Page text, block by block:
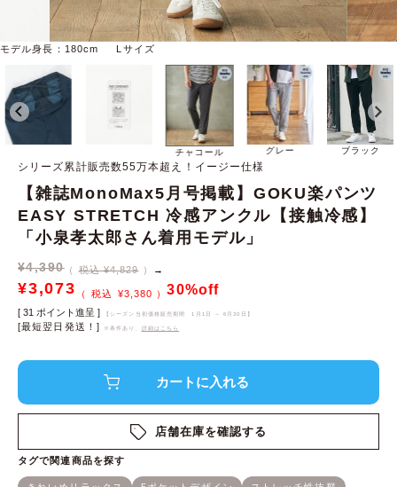
モデル身長：180cm Lサイズ
チャコール グレー ブラック
シリーズ累計販売数55万本超え！イージー仕様
【雑誌MonoMax5月号掲載】GOKU楽パンツ
EASY STRETCH 冷感アンクル【接触冷感】
「小泉孝太郎さん着用モデル」
¥4,390 税込 ¥4,829 →
¥3,073 ¥3,380 30%off
[ 31 ポイント進呈 ] 【シーズン当初価格販売期間 1月1日 ～ 6月30日 】
[最短翌日発送！] ※条件あり、 詳細はこちら
店舗在庫を確認する